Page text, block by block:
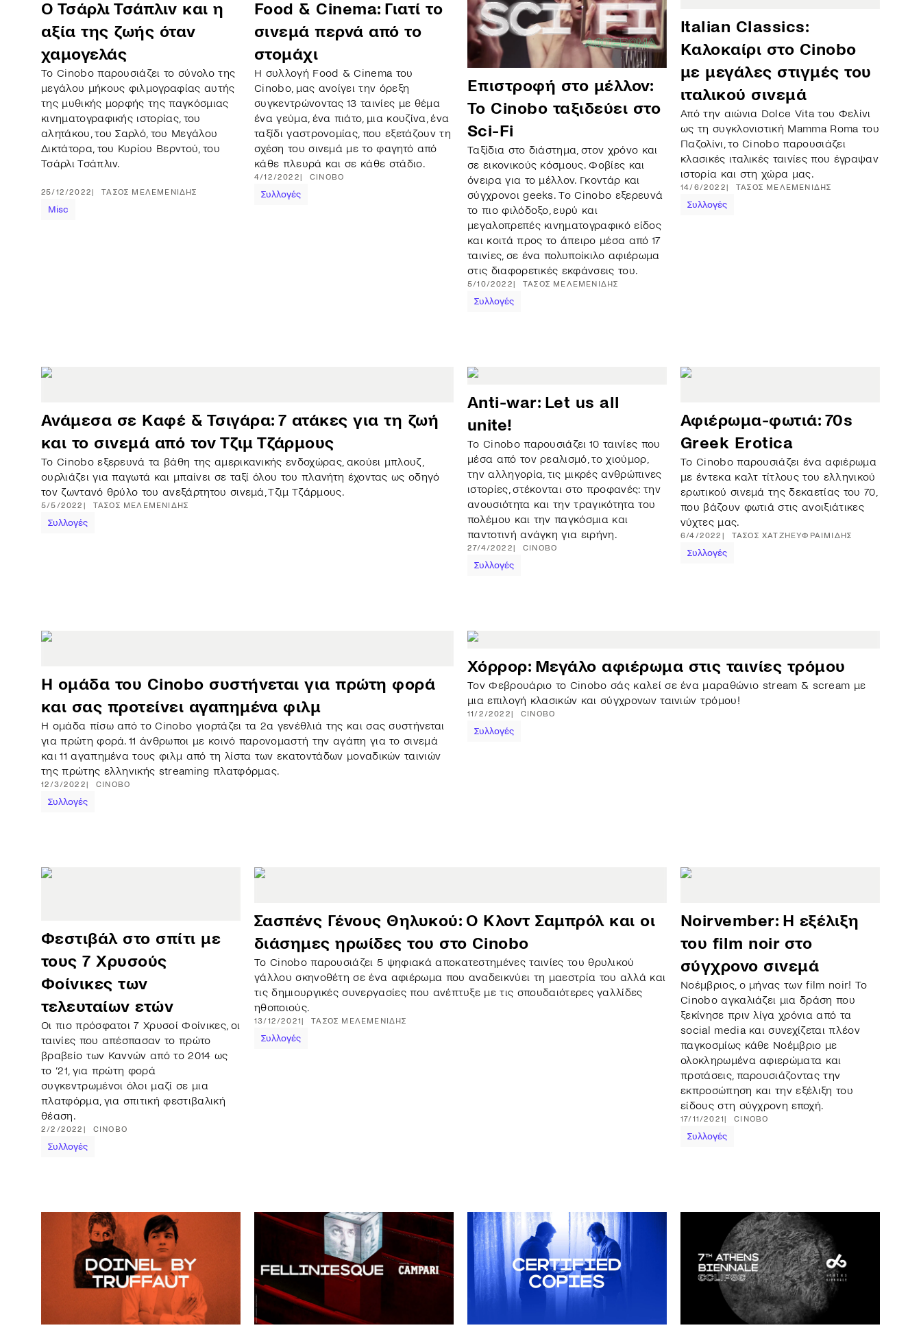
Ο Τσάρλι Τσάπλιν και η
αξία της ζωής όταν
χαμογελάς
Το Cinobo παρουσιάζει το σύνολο της
μεγάλου μήκους φιλμογραφίας αυτής
της μυθικής μορφής της παγκόσμιας
κινηματογραφικής ιστορίας, του
αλητάκου, του Σαρλό, του Μεγάλου
Δικτάτορα, του Κυρίου Βερντού, του
Τσάρλι Τσάπλιν.
25/12/2022 ΤΆΣΟΣ ΜΕΛΕΜΕΝΊΔΗΣ
Misc
Food & Cinema: Γιατί το
σινεμά περνά από το
στομάχι
Η συλλογή Food & Cinema του
Cinobo, μας ανοίγει την όρεξη
συγκεντρώνοντας 13 ταινίες με θέμα
ένα γεύμα, ένα πιάτο, μια κουζίνα, ένα
ταξίδι γαστρονομίας, που εξετάζουν τη
σχέση του σινεμά με το φαγητό από
κάθε πλευρά και σε κάθε στάδιο.
4/12/2022 CINOBO
Συλλογές
Επιστροφή στο μέλλον:
Το Cinobo ταξιδεύει στο
Sci-Fi
Ταξίδια στο διάστημα, στον χρόνο και
σε εικονικούς κόσμους. Φοβίες και
όνειρα για το μέλλον. Γκοντάρ και
σύγχρονοι geeks. Το Cinobo εξερευνά
το πιο φιλόδοξο, ευρύ και
μεγαλοπρεπές κινηματογραφικό είδος
και κοιτά προς το άπειρο μέσα από 17
ταινίες, σε ένα πολυποίκιλο αφιέρωμα
στις διαφορετικές εκφάνσεις του.
5/10/2022 ΤΆΣΟΣ ΜΕΛΕΜΕΝΊΔΗΣ
Συλλογές
Italian Classics:
Καλοκαίρι στο Cinobo
με μεγάλες στιγμές του
ιταλικού σινεμά
Από την αιώνια Dolce Vita του Φελίνι
ως τη συγκλονιστική Mamma Roma του
Παζολίνι, το Cinobo παρουσιάζει
κλασικές ιταλικές ταινίες που έγραψαν
ιστορία και στη χώρα μας.
14/6/2022 ΤΆΣΟΣ ΜΕΛΕΜΕΝΊΔΗΣ
Συλλογές
Ανάμεσα σε Καφέ & Τσιγάρα: 7 ατάκες για τη ζωή
και το σινεμά από τον Τζιμ Τζάρμους
Το Cinobo εξερευνά τα βάθη της αμερικανικής ενδοχώρας, ακούει μπλουζ,
ουρλιάζει για παγωτά και μπαίνει σε ταξί όλου του πλανήτη έχοντας ως οδηγό
τον ζωντανό θρύλο του ανεξάρτητου σινεμά, Τζιμ Τζάρμους.
5/5/2022 ΤΆΣΟΣ ΜΕΛΕΜΕΝΊΔΗΣ
Συλλογές
Anti-war: Let us all
unite!
Το Cinobo παρουσιάζει 10 ταινίες που
μέσα από τον ρεαλισμό, το χιούμορ,
την αλληγορία, τις μικρές ανθρώπινες
ιστορίες, στέκονται στο προφανές: την
ανουσιότητα και την τραγικότητα του
πολέμου και την παγκόσμια και
παντοτινή ανάγκη για ειρήνη.
27/4/2022 CINOBO
Συλλογές
Αφιέρωμα-φωτιά: 70s
Greek Erotica
Το Cinobo παρουσιάζει ένα αφιέρωμα
με έντεκα καλτ τίτλους του ελληνικού
ερωτικού σινεμά της δεκαετίας του 70,
που βάζουν φωτιά στις ανοιξιάτικες
νύχτες μας.
6/4/2022 ΤΆΣΟΣ ΧΑΤΖΗΕΥΦΡΑΙΜΊΔΗΣ
Συλλογές
Η ομάδα του Cinobo συστήνεται για πρώτη φορά
και σας προτείνει αγαπημένα φιλμ
Η ομάδα πίσω από το Cinobo γιορτάζει τα 2α γενέθλιά της και σας συστήνεται
για πρώτη φορά. 11 άνθρωποι με κοινό παρονομαστή την αγάπη για το σινεμά
και 11 αγαπημένα τους φιλμ από τη λίστα των εκατοντάδων μοναδικών ταινιών
της πρώτης ελληνικής streaming πλατφόρμας.
12/3/2022 CINOBO
Συλλογές
Χόρρορ: Μεγάλο αφιέρωμα στις ταινίες τρόμου
Τον Φεβρουάριο το Cinobo σάς καλεί σε ένα μαραθώνιο stream & scream με
μια επιλογή κλασικών και σύγχρονων ταινιών τρόμου!
11/2/2022 CINOBO
Συλλογές
Φεστιβάλ στο σπίτι με
τους 7 Χρυσούς
Φοίνικες των
τελευταίων ετών
Οι πιο πρόσφατοι 7 Χρυσοί Φοίνικες, οι
ταινίες που απέσπασαν το πρώτο
βραβείο των Καννών από το 2014 ως
το ’21, για πρώτη φορά
συγκεντρωμένοι όλοι μαζί σε μια
πλατφόρμα, για σπιτική φεστιβαλική
θέαση.
2/2/2022 CINOBO
Συλλογές
Σασπένς Γένους Θηλυκού: Ο Κλοντ Σαμπρόλ και οι
διάσημες ηρωίδες του στο Cinobo
Το Cinobo παρουσιάζει 5 ψηφιακά αποκατεστημένες ταινίες του θρυλικού
γάλλου σκηνοθέτη σε ένα αφιέρωμα που αναδεικνύει τη μαεστρία του αλλά και
τις δημιουργικές συνεργασίες που ανέπτυξε με τις σπουδαιότερες γαλλίδες
ηθοποιούς.
13/12/2021 ΤΆΣΟΣ ΜΕΛΕΜΕΝΊΔΗΣ
Συλλογές
Noirvember: Η εξέλιξη
του film noir στο
σύγχρονο σινεμά
Νοέμβριος, ο μήνας των film noir! Το
Cinobo αγκαλιάζει μια δράση που
ξεκίνησε πριν λίγα χρόνια από τα
social media και συνεχίζεται πλέον
παγκοσμίως κάθε Νοέμβριο με
ολοκληρωμένα αφιερώματα και
προτάσεις, παρουσιάζοντας την
εκπροσώπηση και την εξέλιξη του
είδους στη σύγχρονη εποχή.
17/11/2021 CINOBO
Συλλογές